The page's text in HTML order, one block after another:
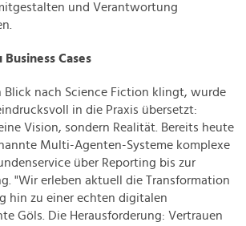
und Verantwortung
Cases
Blick nach Science Fiction klingt, wurde
in die Praxis übersetzt:
Vision, sondern Realität. Bereits heute
Multi-Agenten-Systeme komplexe
über Reporting bis zur
"Wir erleben aktuell die Transformation
hin zu einer echten digitalen
Göls. Die Herausforderung: Vertrauen